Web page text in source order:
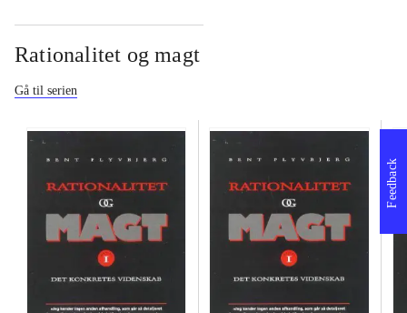
Rationalitet og magt
Gå til serien
Feedback